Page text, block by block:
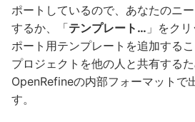
ポートしているので、あなたのニ
するか、「テンプレート… 」をク
ポート用テンプレートを追加する
プロジェクトを他の人と共有する
OpenRefineの内部フォーマットで
す。